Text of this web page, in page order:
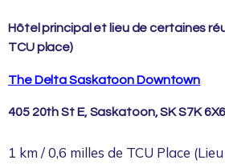
Hôtel principal et lieu de certaines
TCU place)
The Delta Saskatoon Downtown
405 20th St E, Saskatoon, SK S7K 6X6
1 km / 0,6 milles de TCU Place